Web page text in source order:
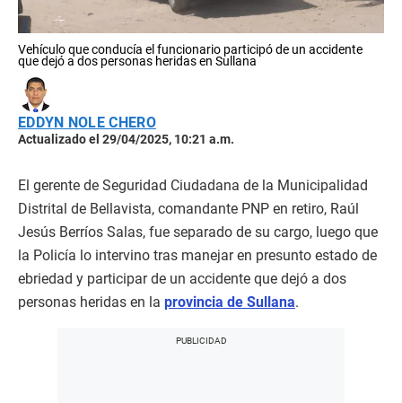
Vehículo que conducía el funcionario participó de un accidente
que dejó a dos personas heridas en Sullana
EDDYN NOLE CHERO
Actualizado el 29/04/2025, 10:21 a.m.
El gerente de Seguridad Ciudadana de la Municipalidad
Distrital de Bellavista, comandante PNP en retiro, Raúl
Jesús Berríos Salas, fue separado de su cargo, luego que
la Policía lo intervino tras manejar en presunto estado de
ebriedad y participar de un accidente que dejó a dos
personas heridas en la provincia de Sullana.